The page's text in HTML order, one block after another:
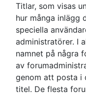
Titlar, som visas
hur många inlägg
speciella
administratörer. I
namnet på några
av
genom att posta i
titel. De flesta